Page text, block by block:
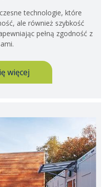
technologie, które
ale również szybkość
pełną zgodność z
więcej